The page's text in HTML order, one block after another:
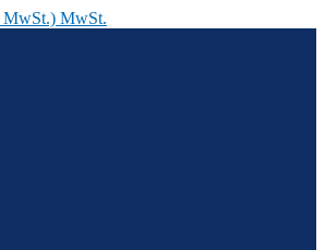
MwSt.) MwSt.